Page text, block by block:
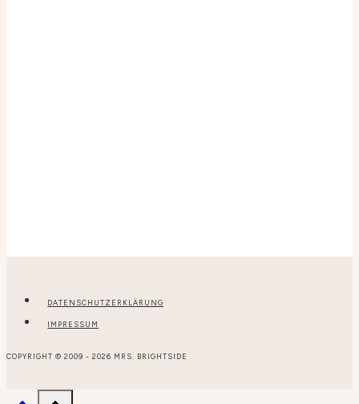
DATENSCHUTZERKLÄRUNG
IMPRESSUM
COPYRIGHT © 2009 - 2026 MRS. BRIGHTSIDE